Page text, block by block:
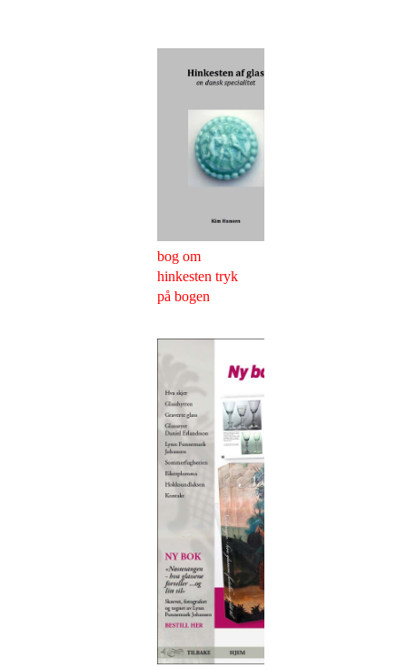
bog om
hinkesten tryk
på bogen